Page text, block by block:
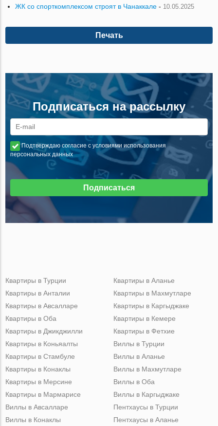
ЖК со спорткомплексом строят в Чанаккале - 10.05.2025
Печать
Подписаться на рассылку
Подтверждаю согласие с условиями использования
персональных данных
Подписаться
Квартиры в Турции
Квартиры в Анталии
Квартиры в Авсалларе
Квартиры в Оба
Квартиры в Джикджилли
Квартиры в Аланье
Квартиры в Махмутларе
Квартиры в Каргыджаке
Квартиры в Кемере
Квартиры в Фетхие
Квартиры в Коньяалты
Квартиры в Стамбуле
Квартиры в Конаклы
Квартиры в Мерсине
Квартиры в Мармарисе
Виллы в Турции
Виллы в Аланье
Виллы в Махмутларе
Виллы в Оба
Виллы в Каргыджаке
Виллы в Авсалларе
Виллы в Конаклы
Пентхаусы в Турции
Пентхаусы в Аланье